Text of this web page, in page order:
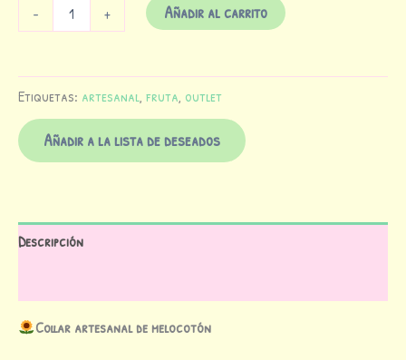
- + Añadir al carrito
Etiquetas: artesanal, fruta, outlet
Añadir a la lista de deseados
Descripción
Collar artesanal de melocotón